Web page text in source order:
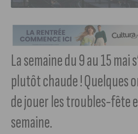
La semaine du 9 au 15 mai
plutôt chaude ! Quelques
de jouer les troubles-fête
semaine.